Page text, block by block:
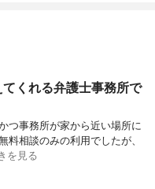
くれる弁護士事務所で
つ事務所が家から近い場所に
料相談のみの利用でしたが、
を見る